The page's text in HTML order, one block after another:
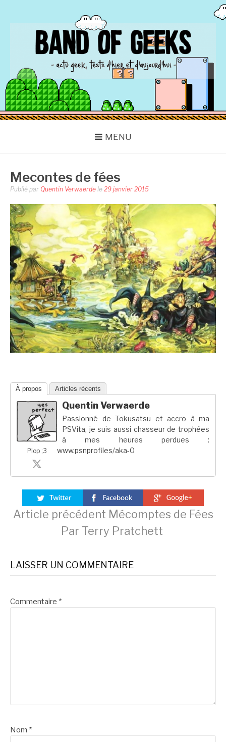
BAND OF GEEKS
Actu Geek d'hier et d'aujourd'hui
MENU
Mecontes de fées
Publié par Quentin Verwaerde le 29 janvier 2015
À propos Articles récents
Plop ;3
Quentin Verwaerde
Passionné de Tokusatsu et accro à ma
PSVita, je suis aussi chasseur de trophées
à mes heures perdues :
www.psnprofiles/aka-0
Lire
la
suite
Article précédent Mécomptes de Fées
Par Terry Pratchett
LAISSER UN COMMENTAIRE
Commentaire *
Nom *